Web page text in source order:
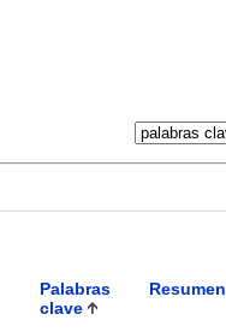
Palabras
clave
Resumen